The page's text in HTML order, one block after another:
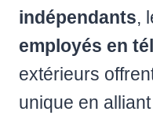
indépendants,
employés en
extérieurs
unique en